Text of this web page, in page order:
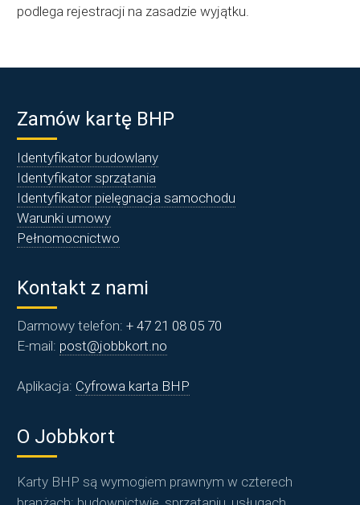
podlega rejestracji na zasadzie wyjątku.
Zamów kartę BHP
Identyfikator budowlany
Identyfikator sprzątania
Identyfikator pielęgnacja samochodu
Warunki umowy
Pełnomocnictwo
Kontakt z nami
Darmowy telefon: + 47 21 08 05 70
E-mail: post@jobbkort.no
Aplikacja: Cyfrowa karta BHP
O Jobbkort
Karty BHP są wymogiem prawnym w czterech